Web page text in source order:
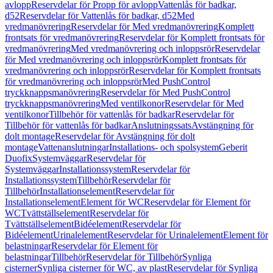
avloppReservdelar för Propp för avloppVattenlås för badkar,
d52Reservdelar för Vattenlås för badkar, d52Med
vredmanövreringReservdelar för Med vredmanövreringKomplett
frontsats för vredmanövreringReservdelar för Komplett frontsats för
vredmanövreringMed vredmanövrering och inloppsrörReservdelar
för Med vredmanövrering och inloppsrörKomplett frontsats för
vredmanövrering och inloppsrörReservdelar för Komplett frontsats
för vredmanövrering och inloppsrörMed PushControl
tryckknappsmanövreringReservdelar för Med PushControl
tryckknappsmanövreringMed ventilkonorReservdelar för Med
ventilkonorTillbehör för vattenlås för badkarReservdelar för
Tillbehör för vattenlås för badkarAnslutningssatsAvstängning för
dolt montageReservdelar för Avstängning för dolt
montageVattenanslutningarInstallations- och spolsystemGeberit
DuofixSystemväggarReservdelar för
SystemväggarInstallationssystemReservdelar för
InstallationssystemTillbehörReservdelar för
TillbehörInstallationselementReservdelar för
InstallationselementElement för WCReservdelar för Element för
WCTvättställselementReservdelar för
TvättställselementBidéelementReservdelar för
BidéelementUrinalelementReservdelar för UrinalelementElement för
belastningarReservdelar för Element för
belastningarTillbehörReservdelar för TillbehörSynliga
cisternerSynliga cisterner för WC, av plastReservdelar för Synliga